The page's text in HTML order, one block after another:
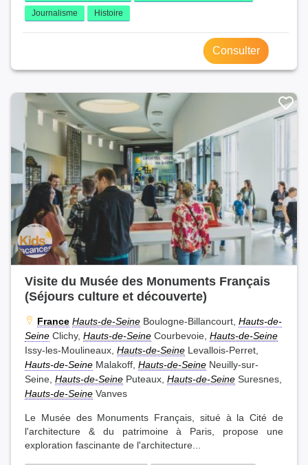
Journalisme
Histoire
Consulter
Visite du Musée des Monuments Français
(Séjours culture et découverte)
France Hauts-de-Seine Boulogne-Billancourt, Hauts-de-
Seine Clichy, Hauts-de-Seine Courbevoie, Hauts-de-Seine
Issy-les-Moulineaux, Hauts-de-Seine Levallois-Perret,
Hauts-de-Seine Malakoff, Hauts-de-Seine Neuilly-sur-
Seine, Hauts-de-Seine Puteaux, Hauts-de-Seine Suresnes,
Hauts-de-Seine Vanves
Le Musée des Monuments Français, situé à la Cité de
l'architecture & du patrimoine à Paris, propose une
exploration fascinante de l'architecture...